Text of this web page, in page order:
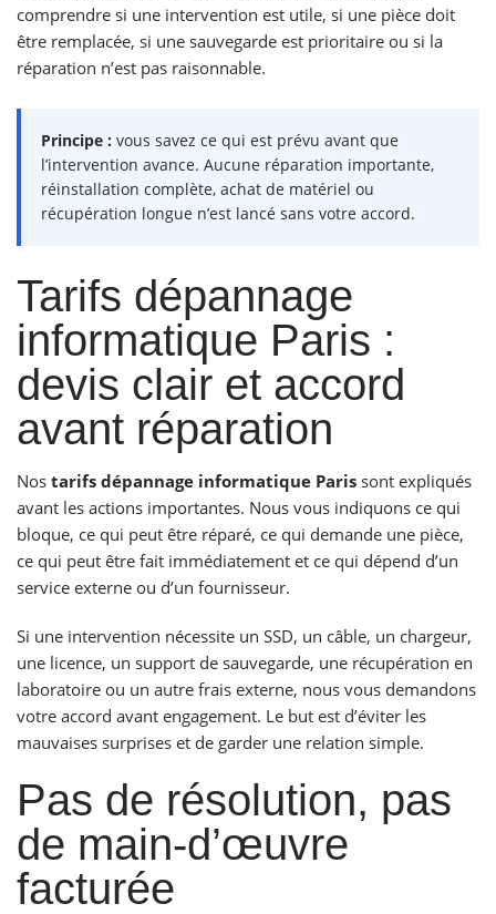
comprendre si une intervention est utile, si une pièce doit
être remplacée, si une sauvegarde est prioritaire ou si la
réparation n’est pas raisonnable.
Principe : vous savez ce qui est prévu avant que
l’intervention avance. Aucune réparation importante,
réinstallation complète, achat de matériel ou
récupération longue n’est lancé sans votre accord.
Tarifs dépannage
informatique Paris :
devis clair et accord
avant réparation
Nos tarifs dépannage informatique Paris sont expliqués
avant les actions importantes. Nous vous indiquons ce qui
bloque, ce qui peut être réparé, ce qui demande une pièce,
ce qui peut être fait immédiatement et ce qui dépend d’un
service externe ou d’un fournisseur.
Si une intervention nécessite un SSD, un câble, un chargeur,
une licence, un support de sauvegarde, une récupération en
laboratoire ou un autre frais externe, nous vous demandons
votre accord avant engagement. Le but est d’éviter les
mauvaises surprises et de garder une relation simple.
Pas de résolution, pas
de main-d’œuvre
facturée